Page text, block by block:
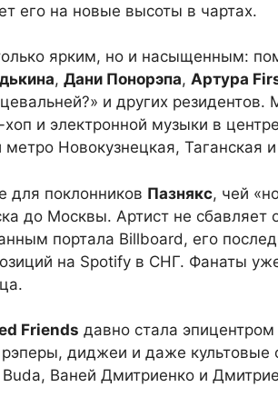
его на новые высоты в чартах.
ярким, но и насыщенным:
, Дани Понорэпа, Артура
и других резидентов.
и электронной музыки в
Новокузнецкая, Таганская
для поклонников Пазнякс, чей
до Москвы. Артист не сбавляет
портала Billboard, его
на Spotify в СНГ. Фанаты
Friends давно стала эпицентром
рэперы, диджеи и даже
Buda, Ваней Дмитриенко и